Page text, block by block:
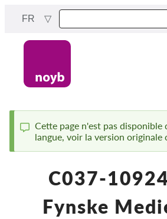
content
FR
navigation
Projets
Tous les cas
Reports &
Status
message
Cette page n'est pas disponible
langue, voir la version originale
C037-
Fynske